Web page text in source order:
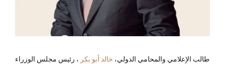
طالب الإعلامي والمحامي الدولي، خالد أبو بكر ، رئيس مجلس الوزراء